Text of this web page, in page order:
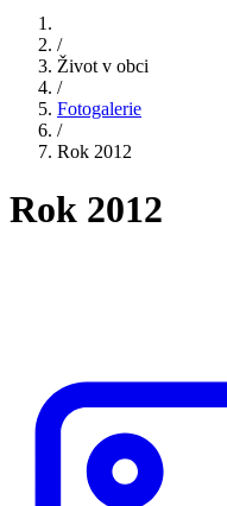
/
Život v obci
/
Fotogalerie
/
Rok 2012
Rok 2012